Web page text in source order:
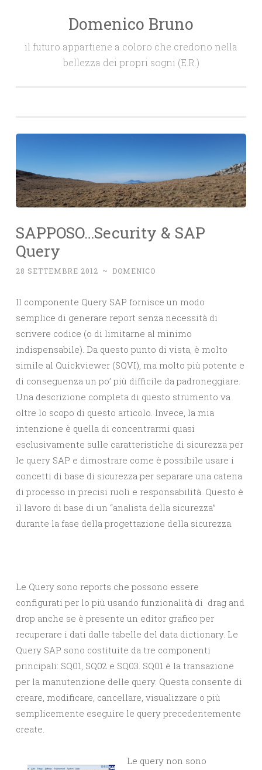
Domenico Bruno
il futuro appartiene a coloro che credono nella
bellezza dei propri sogni (E.R.)
SAPPOSO…Security & SAP
Query
28 SETTEMBRE 2012 ~ DOMENICO
Il componente Query SAP fornisce un modo
semplice di generare report senza necessità di
scrivere codice (o di limitarne al minimo
indispensabile). Da questo punto di vista, è molto
simile al Quickviewer (SQVI), ma molto più potente e
di conseguenza un po’ più difficile da padroneggiare.
Una descrizione completa di questo strumento va
oltre lo scopo di questo articolo. Invece, la mia
intenzione è quella di concentrarmi quasi
esclusivamente sulle caratteristiche di sicurezza per
le query SAP e dimostrare come è possibile usare i
concetti di base di sicurezza per separare una catena
di processo in precisi ruoli e responsabilità. Questo è
il lavoro di base di un “analista della sicurezza”
durante la fase della progettazione della sicurezza.
Le Query sono reports che possono essere
configurati per lo più usando funzionalità di drag and
drop anche se è presente un editor grafico per
recuperare i dati dalle tabelle del data dictionary. Le
Query SAP sono costituite da tre componenti
principali: SQ01, SQ02 e SQ03. SQ01 è la transazione
per la manutenzione delle query. Questa consente di
creare, modificare, cancellare, visualizzare o più
semplicemente eseguire le query precedentemente
create.
Le query non sono